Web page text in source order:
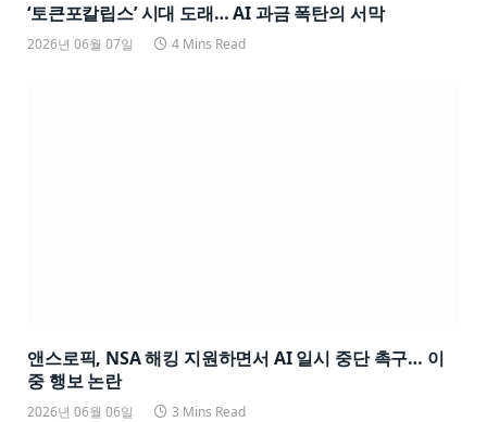
‘토큰포칼립스’ 시대 도래… AI 과금 폭탄의 서막
2026년 06월 07일 4 Mins Read
앤스로픽, NSA 해킹 지원하면서 AI 일시 중단 촉구… 이
중 행보 논란
2026년 06월 06일 3 Mins Read